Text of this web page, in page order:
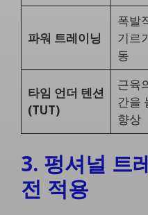
파워 트레이닝
폭발
기르
동
타임 언더 텐션
(TUT)
근육
간을
향상
3. 펑셔널 트
전 적용